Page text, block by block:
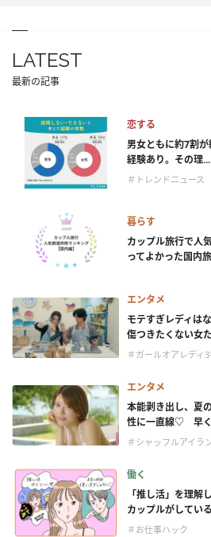
LATEST
最新の記事
恋する
男女ともに約7割
経験あり。その理...
＃トレンドニュース
暮らす
カップル旅行で人
ってよかった国内
エンタメ
モテすぎレディは
傷つきたくない女
＃ガールオアレディ
エンタメ
本能剥き出し、夏
性に一直線♡ 早
＃シャッフルアイラ
働く
「推し活」を理解
カップルがしてい
＃お仕事ハック